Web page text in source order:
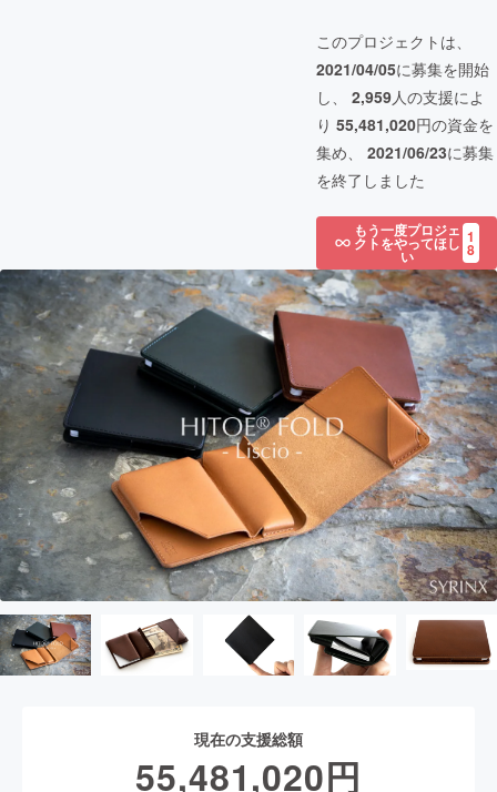
このプロジェクトは、
2021/04/05に募集を開始
し、 2,959人の支援によ
り 55,481,020円の資金を
集め、 2021/06/23に募集
を終了しました
もう一度プロジェ
クトをやってほし
い
1
8
現在の支援総額
55,481,020円